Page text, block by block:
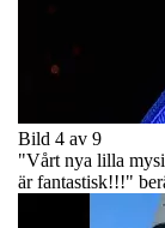
Bild 4 av 9
"Vårt nya lilla
är fantastisk!!!"